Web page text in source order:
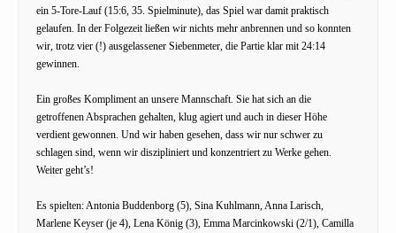
ein 5-Tore-Lauf (15:6, 35. Spielminute), das Spiel war damit praktisch
gelaufen. In der Folgezeit ließen wir nichts mehr anbrennen und so konnten
wir, trotz vier (!) ausgelassener Siebenmeter, die Partie klar mit 24:14
gewinnen.
Ein großes Kompliment an unsere Mannschaft. Sie hat sich an die
getroffenen Absprachen gehalten, klug agiert und auch in dieser Höhe
verdient gewonnen. Und wir haben gesehen, dass wir nur schwer zu
schlagen sind, wenn wir diszipliniert und konzentriert zu Werke gehen.
Weiter geht’s!
Es spielten: Antonia Buddenborg (5), Sina Kuhlmann, Anna Larisch,
Marlene Keyser (je 4), Lena König (3), Emma Marcinkowski (2/1), Camilla